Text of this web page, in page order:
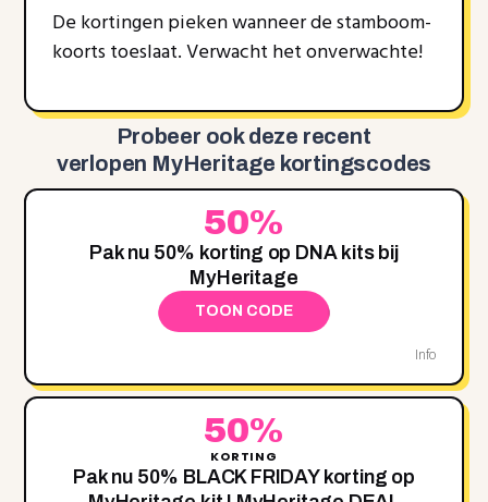
De kortingen pieken wanneer de stamboom-
koorts toeslaat. Verwacht het onverwachte!
Probeer ook deze recent
verlopen MyHeritage kortingscodes
50%
Pak nu 50% korting op DNA kits bij
MyHeritage
TOON CODE
Info
50%
KORTING
Pak nu 50% BLACK FRIDAY korting op